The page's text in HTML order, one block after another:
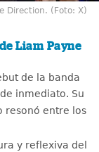
Direction. (Foto: X)
Liam Payne
de la banda
inmediato. Su
resonó entre los
y reflexiva del